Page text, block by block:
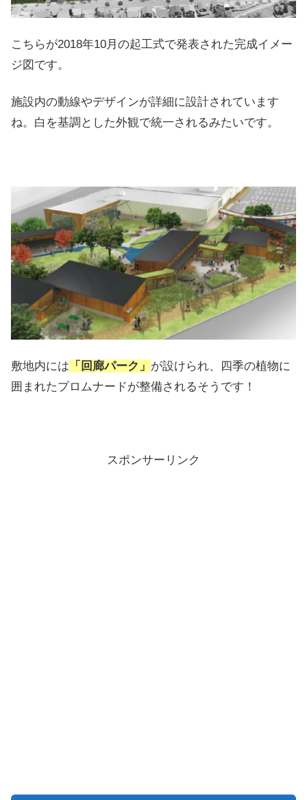
こちらが2018年10月の起工式で発表された完成イメー
ジ図です。
施設内の動線やデザインが詳細に設計されています
ね。白を基調とした外観で統一されるみたいです。
敷地内には 「回廊パーク」 が設けられ、四季の植物に
囲まれたプロムナードが整備されるそうです！
スポンサーリンク